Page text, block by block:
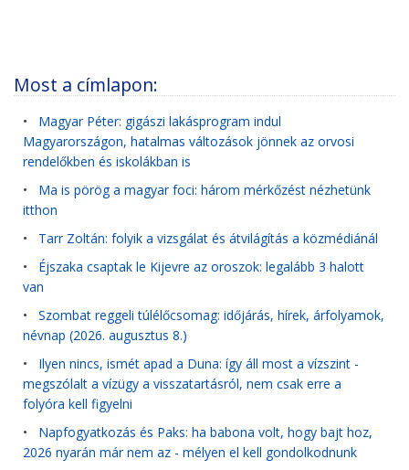
Most a címlapon:
• Magyar Péter: gigászi lakásprogram indul
Magyarországon, hatalmas változások jönnek az orvosi
rendelőkben és iskolákban is
• Ma is pörög a magyar foci: három mérkőzést nézhetünk
itthon
• Tarr Zoltán: folyik a vizsgálat és átvilágítás a közmédiánál
• Éjszaka csaptak le Kijevre az oroszok: legalább 3 halott
van
• Szombat reggeli túlélőcsomag: időjárás, hírek, árfolyamok,
névnap (2026. augusztus 8.)
• Ilyen nincs, ismét apad a Duna: így áll most a vízszint -
megszólalt a vízügy a visszatartásról, nem csak erre a
folyóra kell figyelni
• Napfogyatkozás és Paks: ha babona volt, hogy bajt hoz,
2026 nyarán már nem az - mélyen el kell gondolkodnunk